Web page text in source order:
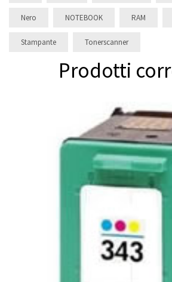
Nero NOTEBOOK RAM
Stampante Tonerscanner
Prodotti